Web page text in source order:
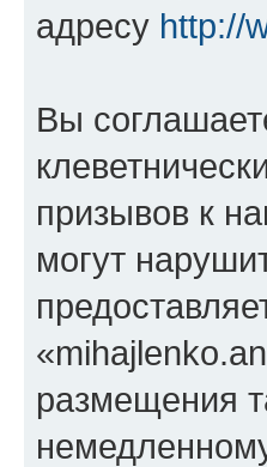
адресу http://
Вы
призывов к
могут
размещения